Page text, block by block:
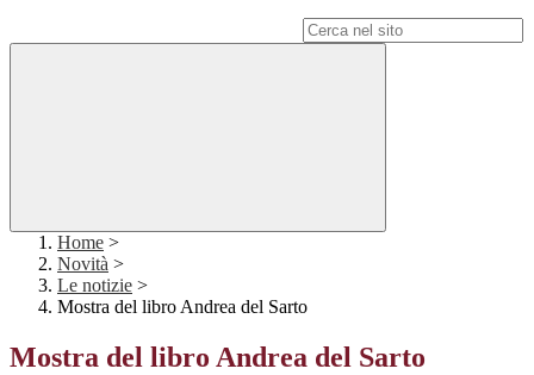
Home >
Novità >
Le notizie >
Mostra del libro Andrea del Sarto
Mostra del libro Andrea del Sarto